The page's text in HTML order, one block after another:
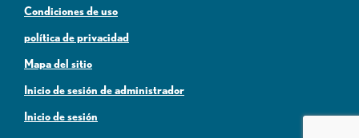
Condiciones de uso
política de privacidad
Mapa del sitio
Inicio de sesión de administrador
Inicio de sesión